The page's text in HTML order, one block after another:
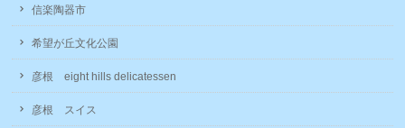
信楽陶器市
希望が丘文化公園
彦根 eight hills delicatessen
彦根 スイス